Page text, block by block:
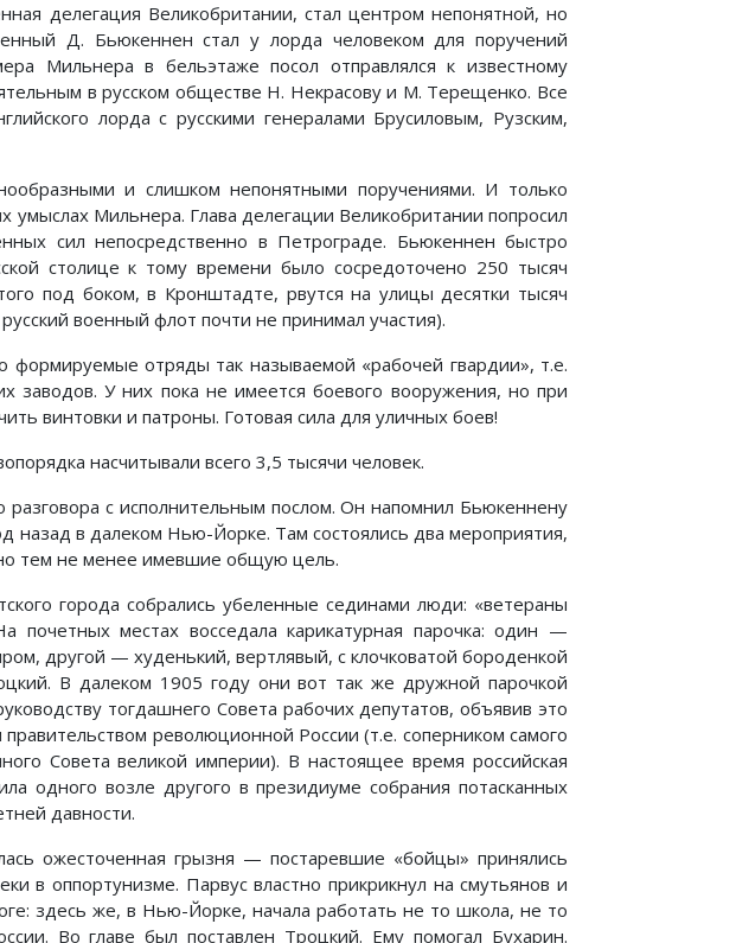
делегация Великобритании, стал центром непонятной, но
Д. Бьюкеннен стал у лорда человеком для поручений
Мильнера в бельэтаже посол отправлялся к известному
в русском обществе Н. Некрасову и М. Терещенко. Все
лорда с русскими генералами Брусиловым, Рузским,
и слишком непонятными поручениями. И только
умыслах Мильнера. Глава делегации Великобритании попросил
сил непосредственно в Петрограде. Бьюкеннен быстро
столице к тому времени было сосредоточено 250 тысяч
под боком, в Кронштадте, рвутся на улицы десятки тысяч
военный флот почти не принимал участия).
отряды так называемой «рабочей гвардии», т.е.
заводов. У них пока не имеется боевого вооружения, но при
винтовки и патроны. Готовая сила для уличных боев!
насчитывали всего 3,5 тысячи человек.
с исполнительным послом. Он напомнил Бьюкеннену
назад в далеком Нью-Йорке. Там состоялись два мероприятия,
тем не менее имевшие общую цель.
города собрались убеленные сединами люди: «ветераны
почетных местах восседала карикатурная парочка: один —
другой — худенький, вертлявый, с клочковатой бороденкой
В далеком 1905 году они вот так же дружной парочкой
тогдашнего Совета рабочих депутатов, объявив это
революционной России (т.е. соперником самого
Совета великой империи). В настоящее время российская
одного возле другого в президиуме собрания потасканных
давности.
ожесточенная грызня — постаревшие «бойцы» принялись
в оппортунизме. Парвус властно прикрикнул на смутьянов и
здесь же, в Нью-Йорке, начала работать не то школа, не то
Во главе был поставлен Троцкий. Ему помогал Бухарин.